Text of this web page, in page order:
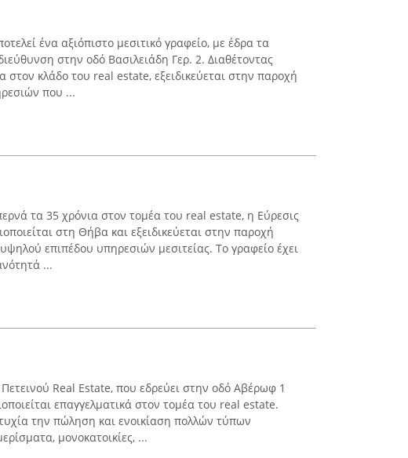
ένα αξιόπιστο μεσιτικό γραφείο, με έδρα τα
στην οδό Βασιλειάδη Γερ. 2. Διαθέτοντας
στον κλάδο του real estate, εξειδικεύεται στην παροχή
που ...
τα 35 χρόνια στον τομέα του real estate, η Εύρεσις
στη Θήβα και εξειδικεύεται στην παροχή
επιπέδου υπηρεσιών μεσιτείας. Το γραφείο έχει
...
Πετεινού Real Estate, που εδρεύει στην οδό Αβέρωφ 1
επαγγελματικά στον τομέα του real estate.
την πώληση και ενοικίαση πολλών τύπων
μονοκατοικίες, ...